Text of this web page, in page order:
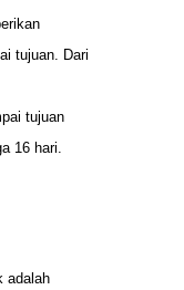
tujuan. Dari
tujuan
16 hari.
adalah